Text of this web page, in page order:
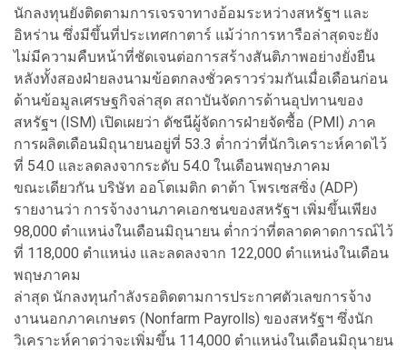
นักลงทุนยังติดตามการเจรจาทางอ้อมระหว่างสหรัฐฯ และ
อิหร่าน ซึ่งมีขึ้นที่ประเทศกาตาร์ แม้ว่าการหารือล่าสุดจะยัง
ไม่มีความคืบหน้าที่ชัดเจนต่อการสร้างสันติภาพอย่างยั่งยืน
หลังทั้งสองฝ่ายลงนามข้อตกลงชั่วคราวร่วมกันเมื่อเดือนก่อน
ด้านข้อมูลเศรษฐกิจล่าสุด สถาบันจัดการด้านอุปทานของ
สหรัฐฯ (ISM) เปิดเผยว่า ดัชนีผู้จัดการฝ่ายจัดซื้อ (PMI) ภาค
การผลิตเดือนมิถุนายนอยู่ที่ 53.3 ต่ำกว่าที่นักวิเคราะห์คาดไว้
ที่ 54.0 และลดลงจากระดับ 54.0 ในเดือนพฤษภาคม
ขณะเดียวกัน บริษัท ออโตเมติก ดาต้า โพรเซสซิ่ง (ADP)
รายงานว่า การจ้างงานภาคเอกชนของสหรัฐฯ เพิ่มขึ้นเพียง
98,000 ตำแหน่งในเดือนมิถุนายน ต่ำกว่าที่ตลาดคาดการณ์ไว้
ที่ 118,000 ตำแหน่ง และลดลงจาก 122,000 ตำแหน่งในเดือน
พฤษภาคม
ล่าสุด นักลงทุนกำลังรอติดตามการประกาศตัวเลขการจ้าง
งานนอกภาคเกษตร (Nonfarm Payrolls) ของสหรัฐฯ ซึ่งนัก
วิเคราะห์คาดว่าจะเพิ่มขึ้น 114,000 ตำแหน่งในเดือนมิถุนายน